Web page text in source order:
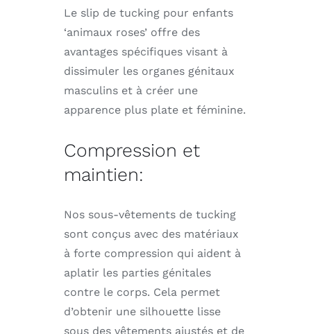
Le slip de tucking pour enfants
‘animaux roses’ offre des
avantages spécifiques visant à
dissimuler les organes génitaux
masculins et à créer une
apparence plus plate et féminine.
Compression et
maintien:
Nos sous-vêtements de tucking
sont conçus avec des matériaux
à forte compression qui aident à
aplatir les parties génitales
contre le corps. Cela permet
d’obtenir une silhouette lisse
sous des vêtements ajustés et de